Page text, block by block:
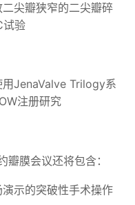
尖瓣狭窄的二尖瓣碎
试验
JenaValve Trilogy系
注册研究
瓣膜会议还将包含：
示的突破性手术操作